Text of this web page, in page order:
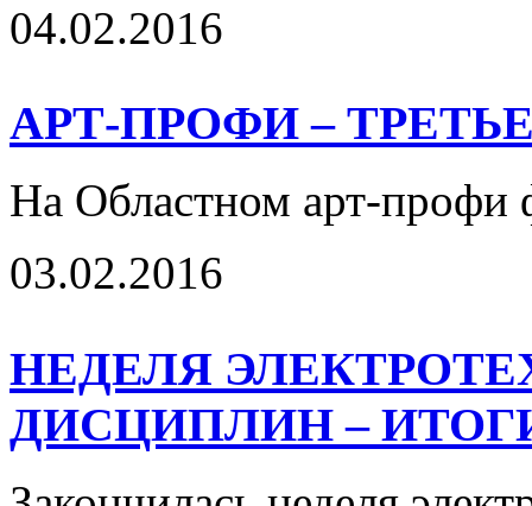
04.02.2016
АРТ-ПРОФИ –
На Областном арт-
03.02.2016
НЕДЕЛЯ
ДИСЦИПЛИН –